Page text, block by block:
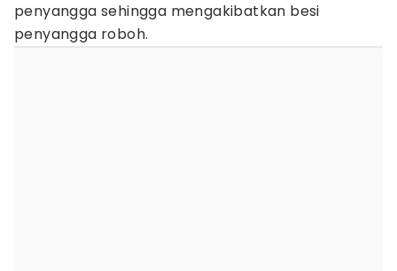
penyangga sehingga mengakibatkan besi
penyangga roboh.